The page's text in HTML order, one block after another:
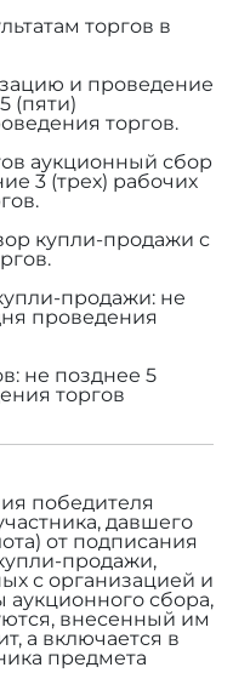
торгов в
и проведение
(пяти)
торгов.
аукционный сбор
3 (трех) рабочих
купли-продажи с
продажи: не
проведения
не позднее 5
торгов
победителя
давшего
от подписания
продажи,
с организацией и
аукционного сбора,
внесенный им
а включается в
предмета